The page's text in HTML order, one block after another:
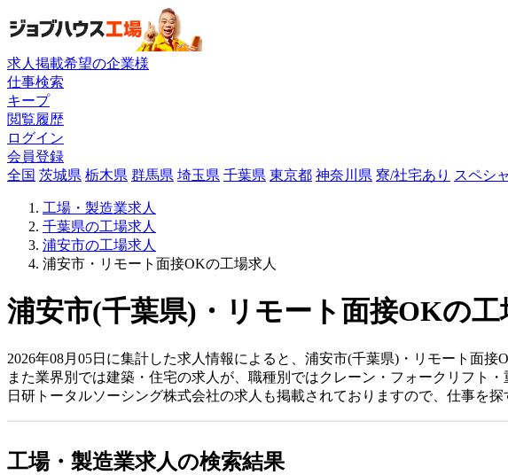
求人掲載希望の企業様
仕事検索
キープ
閲覧履歴
ログイン
会員登録
全国 茨城県 栃木県 群馬県 埼玉県 千葉県 東京都 神奈川県 寮/社宅あり スペシ
工場・製造業求人
千葉県の工場求人
浦安市の工場求人
浦安市・リモート面接OKの工場求人
浦安市(千葉県)・リモート面接OKの
2026年08月05日に集計した求人情報によると、浦安市(千葉県)・リモート面接
また業界別では建築・住宅の求人が、職種別ではクレーン・フォークリフト・
日研トータルソーシング株式会社の求人も掲載されておりますので、仕事を探
工場・製造業求人の検索結果